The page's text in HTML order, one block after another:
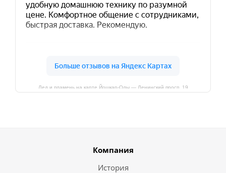
Лед и пламень на карте Йошкар‑Олы — Ленинский просп.,19
Компания
История